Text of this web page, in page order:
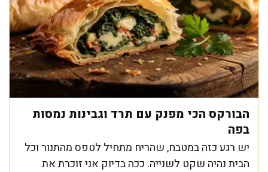
הבורקס הכי מפנק עם תרד וגבינות נמסות
בפה
יש רגע כזה במטבח, שהריח מתחיל לטפס מהתנור וכל
הבית נהיה שקט לשנייה. ככה בדיוק אני זוכרת את